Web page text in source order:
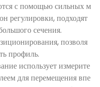
с помощью сильных м
регулировки, подходят
сечения.
позволя
профиль.
использует измерите
для перемещения впе